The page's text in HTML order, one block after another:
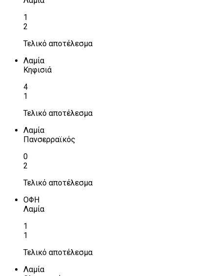
1
2
Τελικό αποτέλεσμα
Λαμία
Κηφισιά
4
1
Τελικό αποτέλεσμα
Λαμία
Πανσερραϊκός
0
2
Τελικό αποτέλεσμα
ΟΦΗ
Λαμία
1
1
Τελικό αποτέλεσμα
Λαμία